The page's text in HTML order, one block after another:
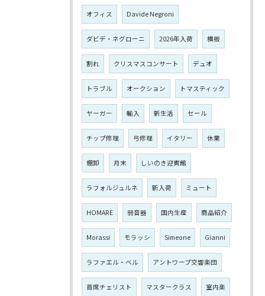
オフィス Davide Negroni
ダビデ・ネグローニ 2026年入荷 横板
割れ クリスマスコンサート デュオ
トラブル オークション トマスティック
ヤーガー 輸入 新生活 セール
チップ修理 弓修理 イタリー 休業
棚卸 月末 しいのき迎賓館
ラフォルジュルネ 新入荷 ミュート
HOMARE 弱音器 国内生産 商品紹介
Morassi モラッシ Simeone Gianni
ラファエル・ベル アントワープ交響楽団
首席チェリスト マスタークラス 室内楽